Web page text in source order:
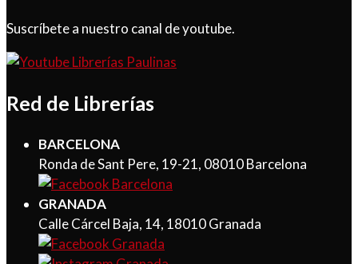
Suscríbete a nuestro canal de youtube.
Red de Librerías
BARCELONA
Ronda de Sant Pere, 19-21, 08010 Barcelona
GRANADA
Calle Cárcel Baja, 14, 18010 Granada